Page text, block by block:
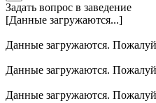
Задать вопрос в заведение
[Данные загружаются...]
Данные загружаются.
Данные загружаются.
Данные загружаются.